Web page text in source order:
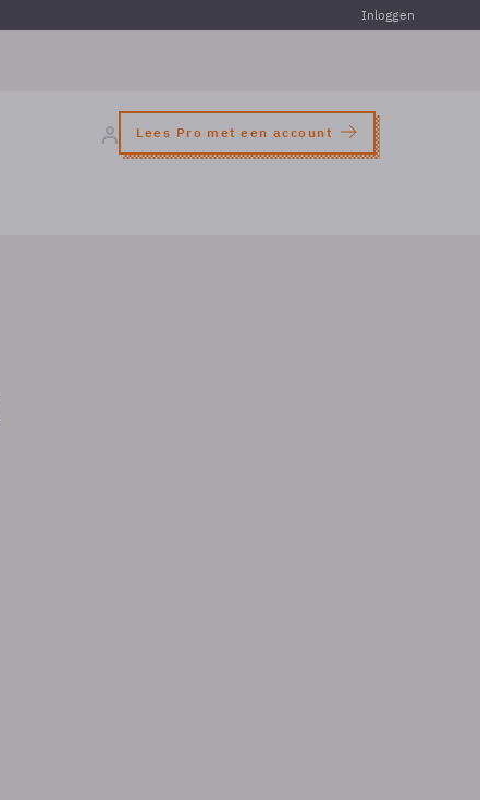
Inloggen
Lees Pro met een account